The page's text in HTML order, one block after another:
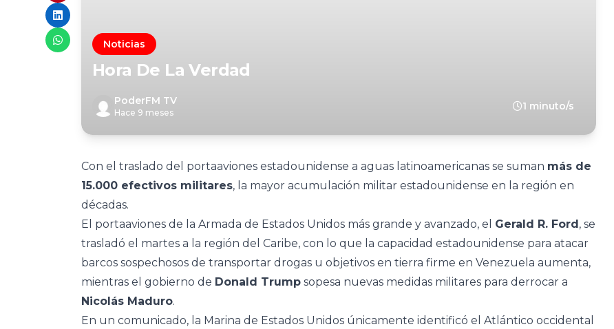
Noticias
Hora De La Verdad
PoderFM TV
Hace 9 meses
1 minuto/s
Con el traslado del portaaviones estadounidense a aguas latinoamericanas se suman más de
15.000 efectivos militares, la mayor acumulación militar estadounidense en la región en
décadas.
El portaaviones de la Armada de Estados Unidos más grande y avanzado, el Gerald R. Ford, se
trasladó el martes a la región del Caribe, con lo que la capacidad estadounidense para atacar
barcos sospechosos de transportar drogas u objetivos en tierra firme en Venezuela aumenta,
mientras el gobierno de Donald Trump sopesa nuevas medidas militares para derrocar a
Nicolás Maduro.
En un comunicado, la Marina de Estados Unidos únicamente identificó el Atlántico occidental